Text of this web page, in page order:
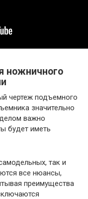
ножничного
чертеж подъемного
значительно
важно
будет иметь
так и
все нюансы,
преимущества